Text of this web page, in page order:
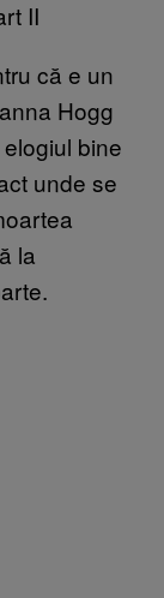
II
că e un
Hogg
bine
unde se
la